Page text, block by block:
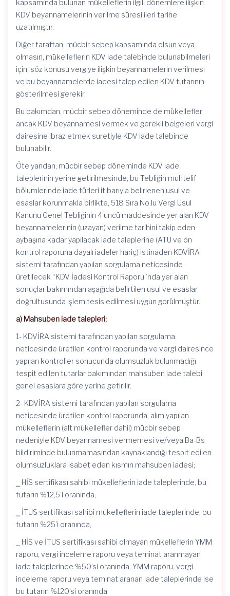
kapsamında bulunan mükelleflerin ilgili dönemlere ilişkin
KDV beyannamelerinin verilme süresi ileri tarihe
uzatılmıştır.
Diğer taraftan, mücbir sebep kapsamında olsun veya
olmasın, mükelleflerin KDV iade talebinde bulunabilmeleri
için, söz konusu vergiye ilişkin beyannamelerin verilmesi
ve bu beyannamelerde iadesi talep edilen KDV tutarının
gösterilmesi gerekir.
Bu bakımdan, mücbir sebep döneminde de mükellefler
ancak KDV beyannamesi vermek ve gerekli belgeleri vergi
dairesine ibraz etmek suretiyle KDV iade talebinde
bulunabilir.
Öte yandan, mücbir sebep döneminde KDV iade
taleplerinin yerine getirilmesinde, bu Tebliğin muhtelif
bölümlerinde iade türleri itibarıyla belirlenen usul ve
esaslar korunmakla birlikte, 518 Sıra No.lu Vergi Usul
Kanunu Genel Tebliğinin 4’üncü maddesinde yer alan KDV
beyannamelerinin (uzayan) verilme tarihini takip eden
aybaşına kadar yapılacak iade taleplerine (ATU ve ön
kontrol raporuna dayalı iadeler hariç) istinaden KDVİRA
sistemi tarafından yapılan sorgulama neticesinde
üretilecek “KDV İadesi Kontrol Raporu”nda yer alan
sonuçlar bakımından aşağıda belirtilen usul ve esaslar
doğrultusunda işlem tesis edilmesi uygun görülmüştür.
a) Mahsuben iade talepleri;
1- KDVİRA sistemi tarafından yapılan sorgulama
neticesinde üretilen kontrol raporunda ve vergi dairesince
yapılan kontroller sonucunda olumsuzluk bulunmadığı
tespit edilen tutarlar bakımından mahsuben iade talebi
genel esaslara göre yerine getirilir.
2- KDVİRA sistemi tarafından yapılan sorgulama
neticesinde üretilen kontrol raporunda, alım yapılan
mükelleflerin (alt mükellefler dahil) mücbir sebep
nedeniyle KDV beyannamesi vermemesi ve/veya Ba-Bs
bildiriminde bulunmamasından kaynaklandığı tespit edilen
olumsuzluklara isabet eden kısmın mahsuben iadesi;
⎯ HİS sertifikası sahibi mükelleflerin iade taleplerinde, bu
tutarın %12,5’i oranında,
⎯ İTUS sertifikası sahibi mükelleflerin iade taleplerinde, bu
tutarın %25’i oranında,
⎯ HİS ve İTUS sertifikası sahibi olmayan mükelleflerin YMM
raporu, vergi inceleme raporu veya teminat aranmayan
iade taleplerinde %50’si oranında, YMM raporu, vergi
inceleme raporu veya teminat aranan iade taleplerinde ise
bu tutarın %120’si oranında